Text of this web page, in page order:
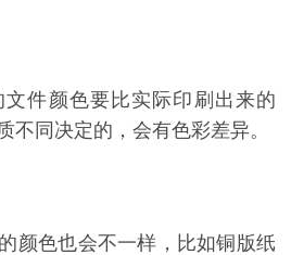
件颜色要比实际印刷出来的
不同决定的，会有色彩差异。
颜色也会不一样，比如铜版纸